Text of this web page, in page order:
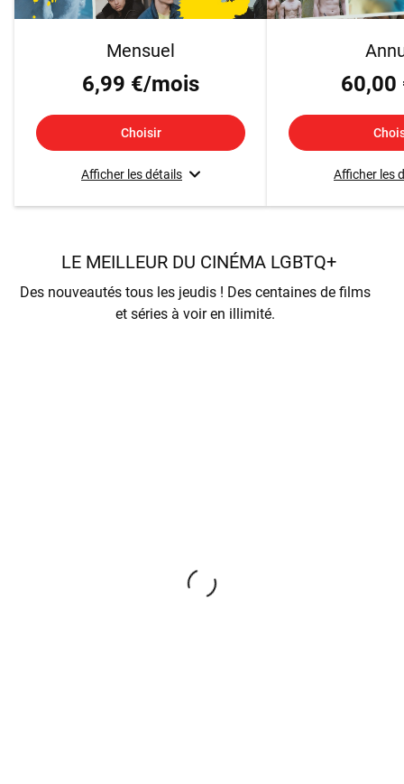
Mensuel
6,99 €/mois
Choisir
Afficher les détails
60,00
Afficher les
LE MEILLEUR DU CINÉMA LGBTQ+
Des nouveautés tous les jeudis ! Des centaines de films
et séries à voir en illimité.